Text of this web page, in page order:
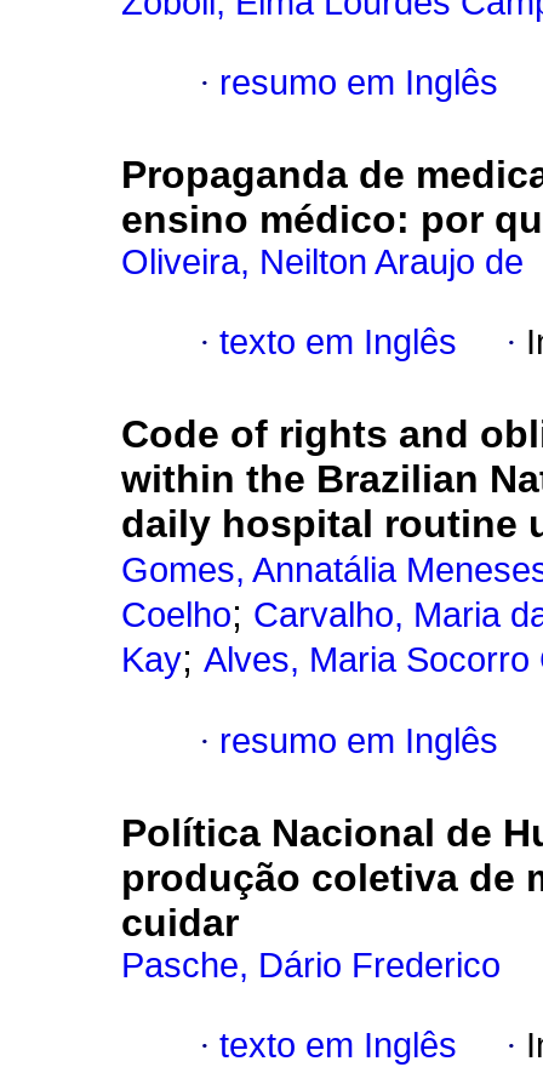
· resumo em Inglês
Propaganda de
ensino médico: por
Oliveira, Neilton Araujo de
· texto em Inglês ·
Code of rights and
within the Brazilian
daily hospital routine
Gomes, Annatália
Coelho; Carvalho, Maria
Kay; Alves, Maria Socorro
· resumo em Inglês
Política Nacional de
produção coletiva de
cuidar
Pasche, Dário Frederico
· texto em Inglês ·